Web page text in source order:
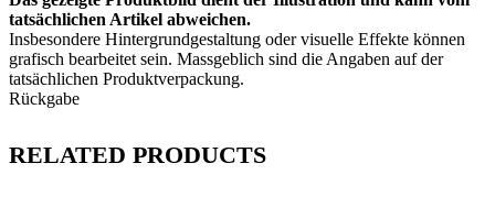
tatsächlichen Artikel abweichen.
Insbesondere Hintergrundgestaltung oder visuelle Effekte können
grafisch bearbeitet sein. Massgeblich sind die Angaben auf der
tatsächlichen Produktverpackung.
Rückgabe
RELATED PRODUCTS